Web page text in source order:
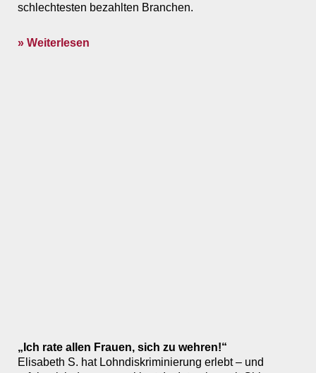
schlechtesten bezahlten Branchen.
» Weiterlesen
„Ich rate allen Frauen, sich zu wehren!“
Elisabeth S. hat Lohndiskriminierung erlebt – und